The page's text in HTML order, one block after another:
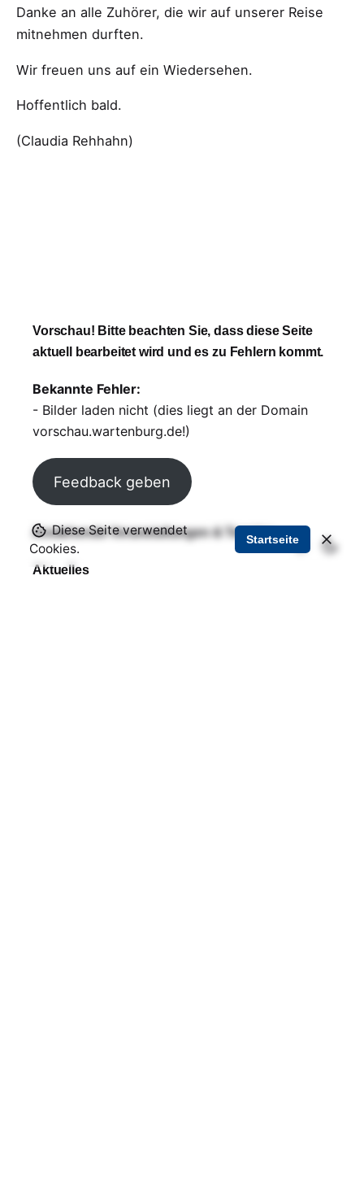
Danke an alle Zuhörer, die wir auf unserer Reise
mitnehmen durften.
Wir freuen uns auf ein Wiedersehen.
Hoffentlich bald.
(Claudia Rehhahn)
Vorschau! Bitte beachten Sie, dass diese Seite
aktuell bearbeitet wird und es zu Fehlern kommt.
Bekannte Fehler:
- Bilder laden nicht (dies liegt an der Domain
vorschau.wartenburg.de!)
Feedback geben
Anstehende Veranstaltungen & Termine
Aktuelles
Diese Seite verwendet
Cookies.
Startseite